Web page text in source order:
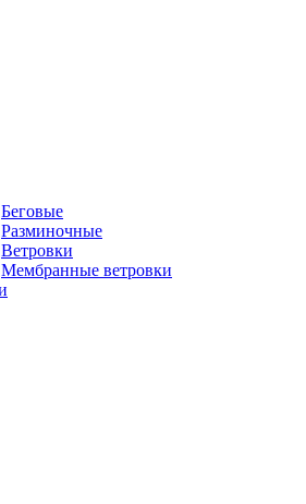
Беговые
Разминочные
Ветровки
Мембранные ветровки